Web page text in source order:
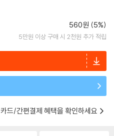
560원 (5%)
5만원 이상 구매 시 2천원 추가 적립
카드/간편결제 혜택을 확인하세요